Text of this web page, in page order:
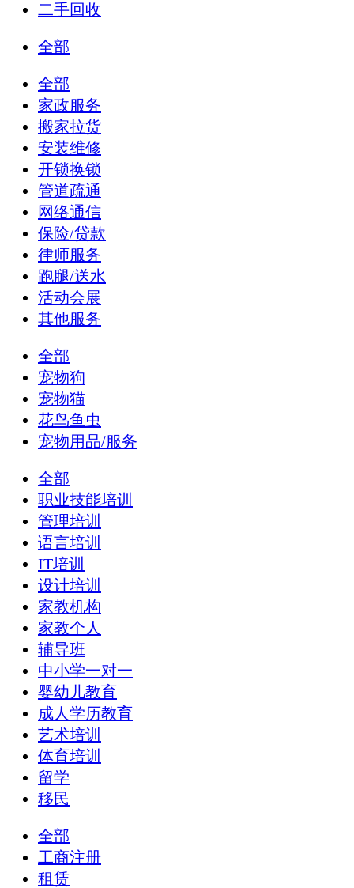
二手回收
全部
全部
家政服务
搬家拉货
安装维修
开锁换锁
管道疏通
网络通信
保险/贷款
律师服务
跑腿/送水
活动会展
其他服务
全部
宠物狗
宠物猫
花鸟鱼虫
宠物用品/服务
全部
职业技能培训
管理培训
语言培训
IT培训
设计培训
家教机构
家教个人
辅导班
中小学一对一
婴幼儿教育
成人学历教育
艺术培训
体育培训
留学
移民
全部
工商注册
租赁